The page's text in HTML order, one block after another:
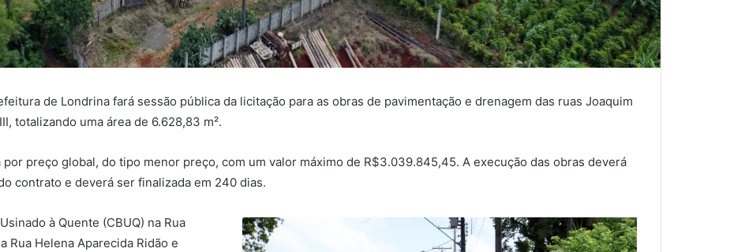
de Londrina fará sessão pública da licitação para as obras de pavimentação e drenagem das ruas Joaquim
totalizando uma área de 6.628,83 m².
preço global, do tipo menor preço, com um valor máximo de R$3.039.845,45. A execução das obras deverá
contrato e deverá ser finalizada em 240 dias.
à Quente (CBUQ) na Rua
Rua Helena Aparecida Ridão e